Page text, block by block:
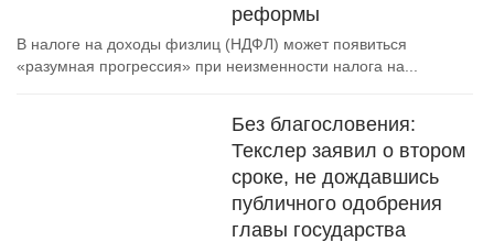
реформы
В налоге на доходы физлиц (НДФЛ) может появиться
«разумная прогрессия» при неизменности налога на...
Без благословения:
Текслер заявил о втором
сроке, не дождавшись
публичного одобрения
главы государства